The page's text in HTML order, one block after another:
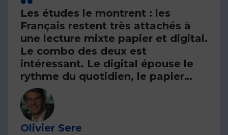
Les études le montrent : les
Français restent très attachés à
une lecture mixte papier et digital.
Le combo des deux est
intéressant. Le digital épouse le
rythme du quotidien, le papier
donne le pouvoir de s'en extraire.
Le digital donne rapidement
accès à l'information, le papier
sanctuarise ce qui compte.
Olivier Sere